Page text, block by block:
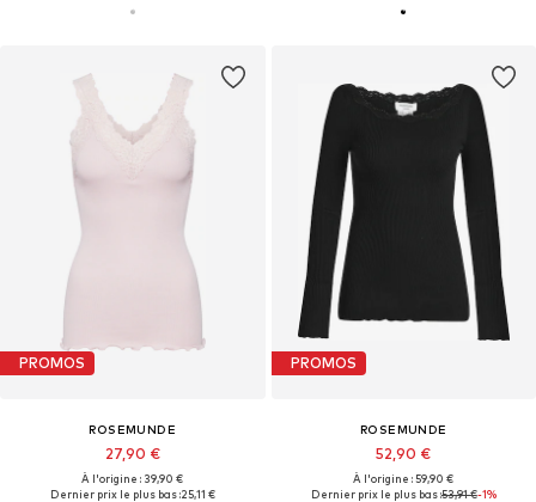
PROMOS
ROSEMUNDE
27,90 €
À l'origine : 39,90 €
Dernier prix le plus bas :25,11 €
PROMOS
ROSEMUNDE
52,90 €
À l'origine : 59,90 €
Dernier prix le plus bas :53,91 €-1%